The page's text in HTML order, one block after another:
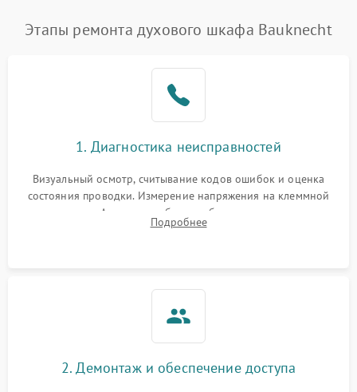
Этапы ремонта духового шкафа Bauknecht
1. Диагностика неисправностей
Визуальный осмотр, считывание кодов ошибок и оценка
состояния проводки. Измерение напряжения на клеммной
колодке. Анализ жалоб на проблемы с нагревом,
конвекцией, панелью управления или блокировкой дверцы.
Подробнее
2. Демонтаж и обеспечение доступа